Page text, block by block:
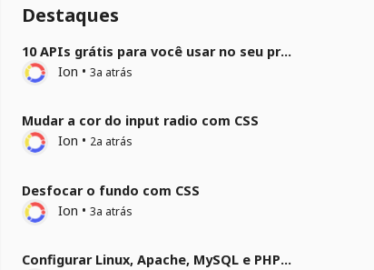
Destaques
10 APIs grátis para você usar no seu projeto
Ion • 3a atrás
Mudar a cor do input radio com CSS
Ion • 2a atrás
Desfocar o fundo com CSS
Ion • 3a atrás
Configurar Linux, Apache, MySQL e PHP (LAMP) no Ubuntu 22.04